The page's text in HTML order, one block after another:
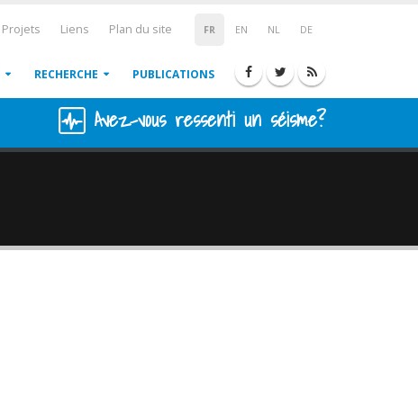
FR EN NL DE
Projets Liens Plan du site
RECHERCHE PUBLICATIONS
Avez-vous ressenti un séisme?